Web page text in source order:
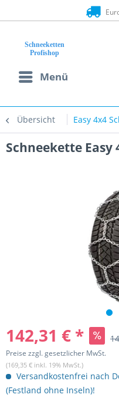
Menü
Übersicht Easy 4x4
Schneekette Easy
142,31 € *
Preise zzgl. gesetzlicher MwSt.
(169,35 € inkl. 19% MwSt.)
Versandkostenfrei nach
(Festland ohne Inseln)!